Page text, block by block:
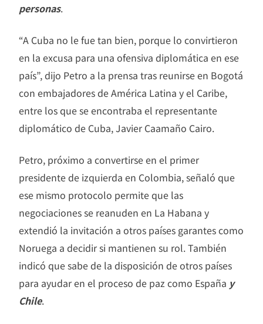
personas.
“A Cuba no le fue tan bien, porque lo convirtieron
en la excusa para una ofensiva diplomática en ese
país”, dijo Petro a la prensa tras reunirse en Bogotá
con embajadores de América Latina y el Caribe,
entre los que se encontraba el representante
diplomático de Cuba, Javier Caamaño Cairo.
Petro, próximo a convertirse en el primer
presidente de izquierda en Colombia, señaló que
ese mismo protocolo permite que las
negociaciones se reanuden en La Habana y
extendió la invitación a otros países garantes como
Noruega a decidir si mantienen su rol. También
indicó que sabe de la disposición de otros países
para ayudar en el proceso de paz como España y
Chile.